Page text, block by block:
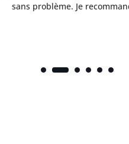
sans problème. Je